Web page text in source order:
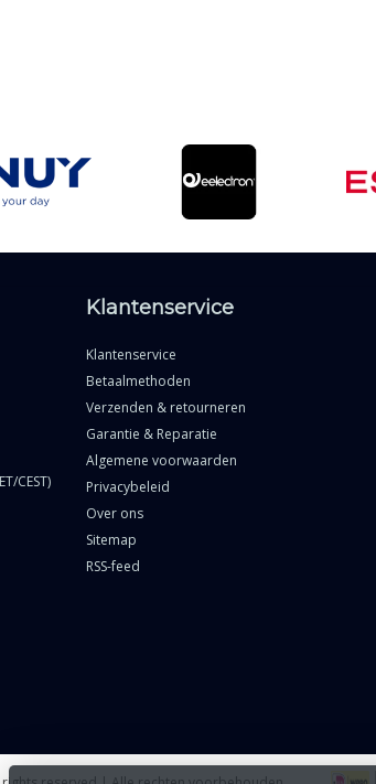
CEST)
Klantenservice
Klantenservice
Betaalmethoden
Verzenden & retourneren
Garantie & Reparatie
Algemene voorwaarden
Privacybeleid
Over ons
Sitemap
RSS-feed